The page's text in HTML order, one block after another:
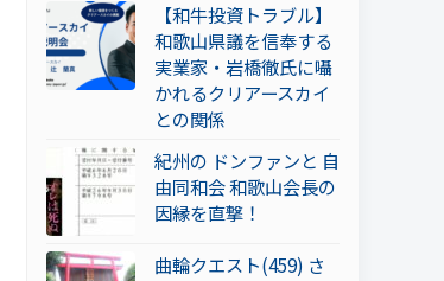
【和牛投資トラブル】
和歌山県議を信奉する
実業家・岩橋徹氏に囁
かれるクリアースカイ
との関係
紀州の ドンファンと 自
由同和会 和歌山会長の
因縁を直撃！
曲輪クエスト(459) さ